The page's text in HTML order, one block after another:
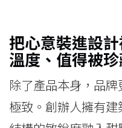
把心意裝進設
溫度、值得被
除了產品本身，品
極致。創辦人擁有